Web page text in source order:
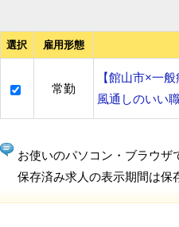
選択 雇用形態
常勤
【館山市×一
風通しのいい
お使いのパソコン・ブラウザ
保存済み求人の表示期間は保